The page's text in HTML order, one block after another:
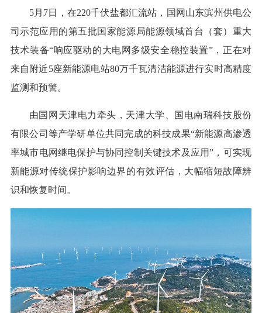
5月7日，在220千伏盐都汇流站，国网山东滨州供电公
司示范应用的第五批国家能源局能源领域首台（套）重大
技术装备“响应驱动的大电网多级安全稳控装置”，正在对
来自附近5座新能源电站80万千瓦清洁能源进行实时高精度
监测和预警。
由国网天津电力牵头，天津大学、国电南瑞科技股份
有限公司等产学研单位共同完成的科技成果“新能源高渗透
率城市电网继电保护与协同控制关键技术及应用”，可实现
新能源对传统保护影响边界的有效评估，大幅缩短故障辨
识和恢复时间。